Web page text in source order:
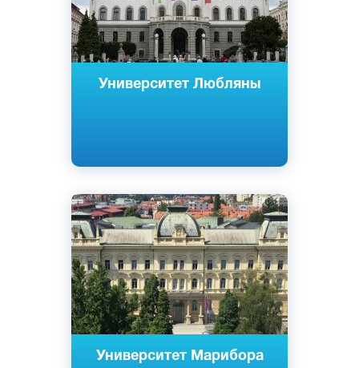
Университет Любляны
Университет Марибора
Cловенский
Английский
Марибор, Брежице, Любляна,
Словения
Государственный